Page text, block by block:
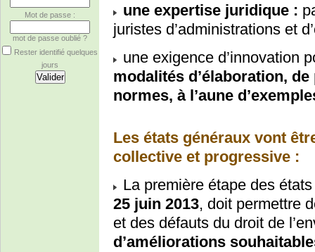
Mot de passe :
mot de passe oublié ?
Rester identifié quelques
jours
une expertise juridique :
juristes d’administrations et
une exigence d’innovation
modalités d’élaboration,
normes, à l’aune
Les états généraux vont
collective et progressive :
La première étape des
25 juin 2013, doit permettre
et des défauts du droit de
d’améliorations